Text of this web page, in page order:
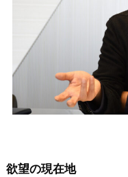
欲望の現在地